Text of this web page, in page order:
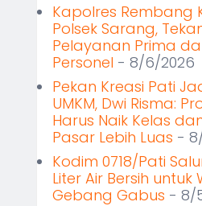
Kapolres Rembang
Polsek Sarang,
Pelayanan Prima
Personel - 8/6/2026
Pekan Kreasi Pati
UMKM, Dwi Risma:
Harus Naik Kelas
Pasar Lebih Luas -
Kodim 0718/Pati
Liter Air Bersih untuk
Gebang Gabus - 8/